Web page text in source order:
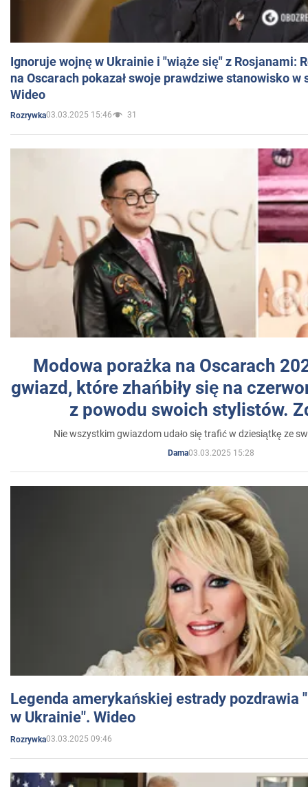
Ignoruje wojnę w Ukrainie i "wiąże się" z Rosjanami:
na Oscarach pokazał swoje prawdziwe stanowisko w
Wideo
Rozrywka03.03.2025 15:46 31
Modowa porażka na Oscarach
gwiazd, które zhańbiły się na
z powodu swoich stylistów.
Nie wszystkim gwiazdom udało się trafić w dziesiątkę ze
Dama03.03.2025 15:28
Legenda amerykańskiej estrady pozdrawia
w Ukrainie". Wideo
Rozrywka03.03.2025 09:46